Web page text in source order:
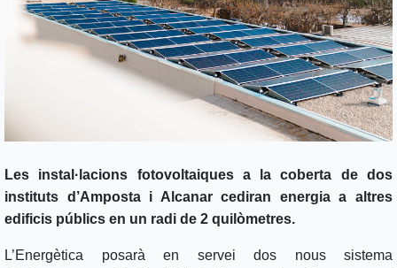
Les instal·lacions fotovoltaiques a la coberta de dos
instituts d’Amposta i Alcanar cediran energia a altres
edificis públics en un radi de 2 quilòmetres.
L’Energètica posarà en servei dos nous sistema